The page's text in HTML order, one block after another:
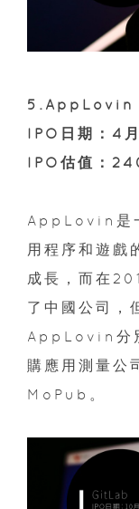
5.AppLovin
IPO日期：4
IPO估值：
AppLovin是
用程序和遊戲
成長，而在
了中國公司，
AppLovin分
購應用測量公
MoPub。